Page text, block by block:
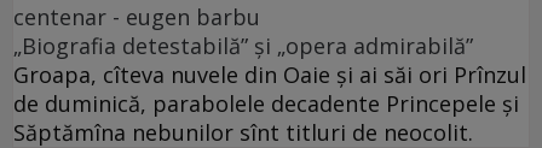
centenar - eugen barbu
„Biografia detestabilă” și „opera admirabilă”
Groapa, cîteva nuvele din Oaie și ai săi ori Prînzul
de duminică, parabolele decadente Princepele și
Săptămîna nebunilor sînt titluri de neocolit.